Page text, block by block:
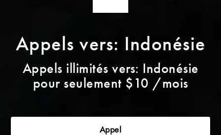
Appels vers: Indonésie
Appels illimités vers: Indonésie
pour seulement $10 /mois
Appel